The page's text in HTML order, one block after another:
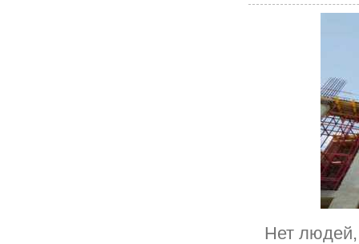
Нет